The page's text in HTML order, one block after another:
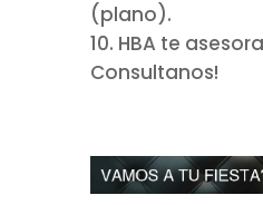
(plano).
HBA te
Consultanos!